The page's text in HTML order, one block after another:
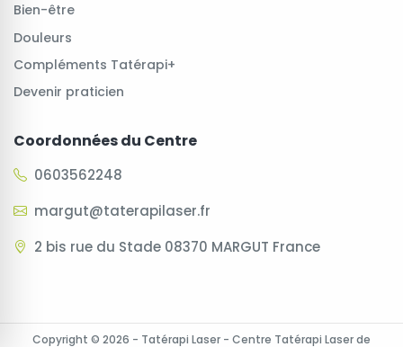
Bien-être
Douleurs
Compléments Tatérapi+
Devenir praticien
Coordonnées du Centre
0603562248
margut@taterapilaser.fr
2 bis rue du Stade 08370 MARGUT France
Copyright © 2026 - Tatérapi Laser - Centre Tatérapi Laser de